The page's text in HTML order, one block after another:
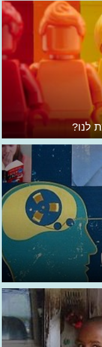
לנו?